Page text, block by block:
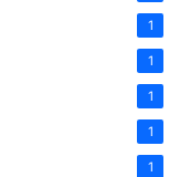
1
1
1
1
1